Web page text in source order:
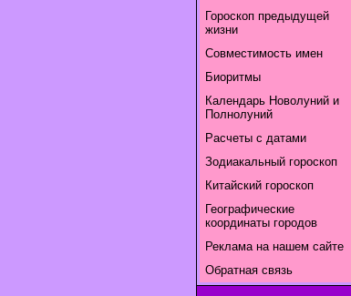
Гороскоп предыдущей
жизни
Совместимость имен
Биоритмы
Календарь Новолуний и
Полнолуний
Расчеты с датами
Зодиакальный гороскоп
Китайский гороскоп
Географические
координаты городов
Реклама на нашем сайте
Обратная связь